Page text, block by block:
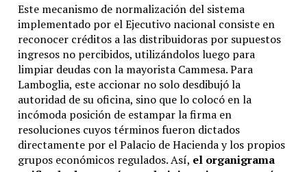
Este mecanismo de normalización del sistema
implementado por el Ejecutivo nacional consiste en
reconocer créditos a las distribuidoras por supuestos
ingresos no percibidos, utilizándolos luego para
limpiar deudas con la mayorista Cammesa.Para
Lamboglia, este accionar no solo desdibujó la
autoridad de su oficina, sino que lo colocó en la
incómoda posición de estampar la firma en
resoluciones cuyos términos fueron dictados
directamente por el Palacio de Hacienda y los propios
grupos económicos regulados. Así, el organigrama